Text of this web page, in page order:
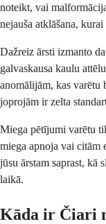
noteikt, vai
nejauša atklāšana,
Dažreiz ārsti izmanto
galvaskausa kaulu
anomālijām, kas
joprojām ir zelta
Miega pētījumi varētu
miega apnoja vai citām
jūsu ārstam saprast, kā
laikā.
Kāda ir Čiari